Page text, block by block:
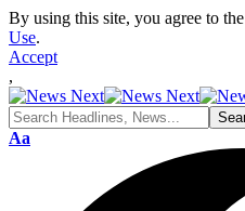
By using this site, you agree to the
Use.
Accept
,
Font
Aa